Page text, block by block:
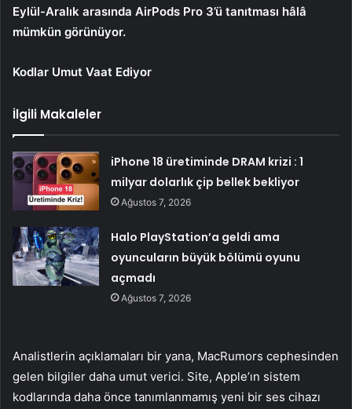
Eylül-Aralık arasında AirPods Pro 3’ü tanıtması hâlâ
mümkün görünüyor.
Kodlar Umut Vaat Ediyor
İlgili Makaleler
iPhone 18 üretiminde DRAM krizi : 1
milyar dolarlık çip bellek bekliyor
Ağustos 7, 2026
Halo PlayStation’a geldi ama
oyuncuların büyük bölümü oyunu
açmadı
Ağustos 7, 2026
Analistlerin açıklamaları bir yana, MacRumors cephesinden
gelen bilgiler daha umut verici. Site, Apple’ın sistem
kodlarında daha önce tanımlanmamış yeni bir ses cihazı